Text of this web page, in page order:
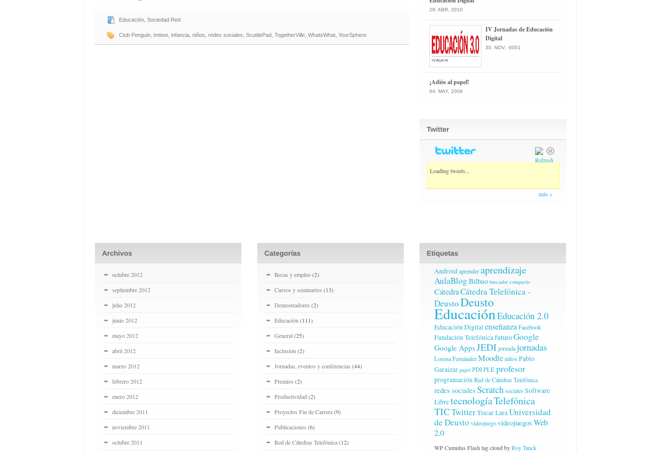
Educación Sociedad Red
Club Penguin Imbee infancia niños redes sociales ScuttlePad TogetherVille WhatsWhat YourSphere
28. ABR, 2010
IV Jornadas de Educación
Digital
30. NOV, -0001
¡Adiós al papel!
04. MAY, 2009
Loading tweets...
más »
octubre 2012
septiembre 2012
julio 2012
junio 2012
mayo 2012
abril 2012
marzo 2012
febrero 2012
enero 2012
diciembre 2011
noviembre 2011
octubre 2011
Becas y empleo(2)
Cursos y seminarios (13)
Demostradores (2)
Educación (111)
General (25)
Inclusión (2)
Jornadas, eventos y conferencias (44)
Premios (2)
Productividad (2)
Proyectos Fin de Carrera(9)
Publicaciones (6)
Red de Cátedras Telefónica(12)
Androidaprenderaprendizaje
AulaBlog Bilbao buscador compartir
CátedraCátedra Telefónica -
DeustoDeusto
EducaciónEducación 2.0
Educación DigitalenseñanzaFacebook
Fundación TelefónicafuturoGoogle
Google AppsJEDI jornadajornadas
Lorena FernándezMoodleniñosPablo
Garaizar papel PDIPLEprofesor
programaciónRed de Cátedras Telefónica
redes sociales ScratchsocialesSoftware
LibretecnologíaTelefónica
TICTwitterTíscar LaraUniversidad
de Deusto videojuegovideojuegos Web
2.0
WP Cumulus Flash tag cloud byRoy Tanck